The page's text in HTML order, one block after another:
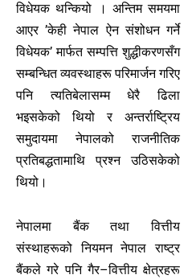
विधेयक थन्कियो । अन्तिम समयमा
आएर ’केही नेपाल ऐन संशोधन गर्ने
विधेयक’ मार्फत सम्पत्ति शुद्धीकरणसँग
सम्बन्धित व्यवस्थाहरू परिमार्जन गरिए
पनि त्यतिबेलासम्म धेरै ढिला
भइसकेको थियो र अन्तर्राष्ट्रिय
समुदायमा नेपालको राजनीतिक
प्रतिबद्धतामाथि प्रश्न उठिसकेको
थियो।
नेपालमा बैंक तथा वित्तीय
संस्थाहरूको नियमन नेपाल राष्ट्र
बैंकले गरे पनि गैर–वित्तीय क्षेत्रहरू